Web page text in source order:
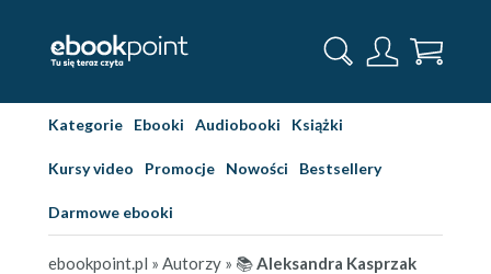
Kategorie Ebooki Audiobooki Książki
Kursy video Promocje Nowości Bestsellery
Darmowe ebooki
ebookpoint.pl » Autorzy » 📚Aleksandra Kasprzak